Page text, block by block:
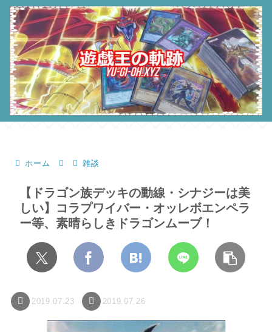
ホーム 雑談
【ドラゴン族デッキの動線・シナジーは美
しい】コラプワイバー・オッレボエンペラ
ー等、素晴らしきドラゴンムーブ！
2019.07.23 2019.07.26